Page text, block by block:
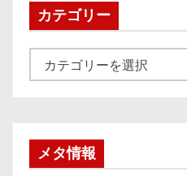
ブカテゴリー
テ
メタ情報